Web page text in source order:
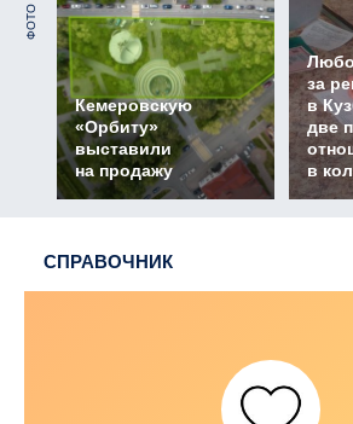
ФОТО
Кемеровскую
«Орбиту»
выставили
на продажу
за
в
две
в
СПРАВОЧНИК